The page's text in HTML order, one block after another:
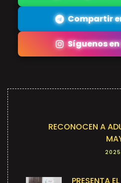
Compartir
Síguenos
RECONOCEN A
PRESENTA